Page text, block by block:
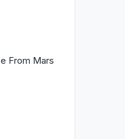
From Mars